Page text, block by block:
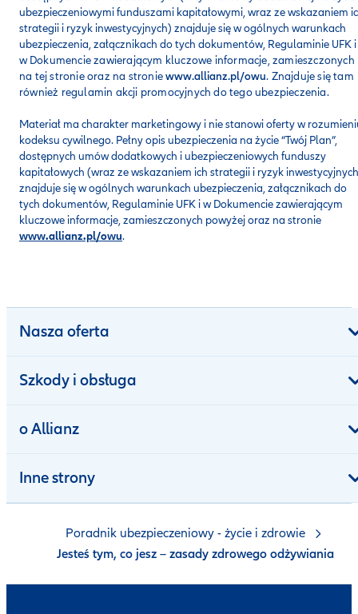
ubezpieczeniowymi funduszami kapitałowymi, wraz ze wskazaniem
strategii i ryzyk inwestycyjnych) znajduje się w ogólnych warunkach
ubezpieczenia, załącznikach do tych dokumentów, Regulaminie UFK i
wDokumencie zawierającym kluczowe informacje, zamieszczonych
na tej stronie oraz na stroniewww.allianz.pl/owu. Znajduje się tam
również regulamin akcji promocyjnych do tego ubezpieczenia.
Materiał ma charakter marketingowy i nie stanowi oferty w
kodeksu cywilnego. Pełny opis ubezpieczenia na życie “Twój Plan”,
dostępnych umów dodatkowych i ubezpieczeniowych funduszy
kapitałowych (wraz ze wskazaniem ich strategii i ryzyk
znajduje się w ogólnych warunkach ubezpieczenia, załącznikach do
tych dokumentów, Regulaminie UFK i w Dokumencie zawierającym
kluczowe informacje, zamieszczonych powyżej oraz na stronie
www.allianz.pl/owu.
Nasza oferta
Szkody i obsługa
o Allianz
Inne strony
Poradnik ubezpieczeniowy - życie i zdrowie
Jesteś tym, co jesz – zasady zdrowego odżywiania